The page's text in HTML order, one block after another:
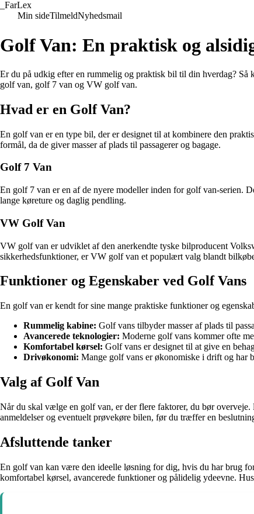
FarLex
Min sideTilmeldNyhedsmail
Golf Van: En praktisk og
Er du på udkig efter en rummelig og praktisk bil til din hverdag?
golf van, golf 7 van og VW golf van.
Hvad er en Golf Van?
En golf van er en type bil, der er designet til at kombinere den
formål, da de giver masser af plads til passagerer og bagage.
Golf 7 Van
En golf 7 van er en af de nyere modeller inden for golf van-serien.
lange køreture og daglig pendling.
VW Golf Van
VW golf van er udviklet af den anerkendte tyske bilproducent
sikkerhedsfunktioner, er VW golf van et populært valg blandt
Funktioner og Egenskaber ved Golf Vans
En golf van er kendt for sine mange praktiske funktioner og
Rummelig kabine: Golf vans tilbyder masser af plads til
Avancerede teknologier: Moderne golf vans kommer ofte
Komfortabel kørsel: Golf vans er designet til at give en
Drivøkonomi: Mange golf vans er økonomiske i drift og har
Valg af Golf Van
Når du skal vælge en golf van, er der flere faktorer, du bør
anmeldelser og eventuelt prøvekøre bilen, før du træffer en
Afsluttende tanker
En golf van kan være den ideelle løsning for dig, hvis du har brug
komfortabel kørsel, avancerede funktioner og pålidelig ydeevne.